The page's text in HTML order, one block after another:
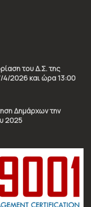
του Δ.Σ. της
4/2026 και ώρα 13:00
Δημάρχων την
2025